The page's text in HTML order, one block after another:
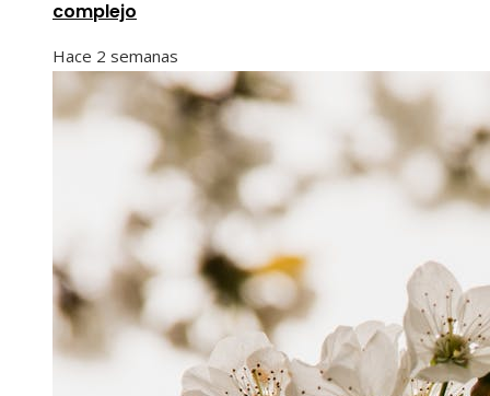
complejo
Hace 2 semanas